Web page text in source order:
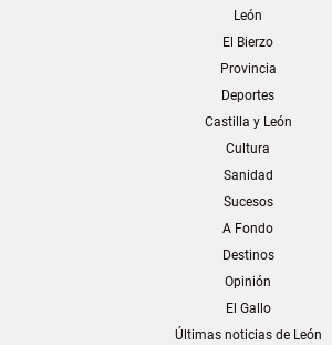
León
El Bierzo
Provincia
Deportes
Castilla y León
Cultura
Sanidad
Sucesos
A Fondo
Destinos
Opinión
El Gallo
Últimas noticias de León